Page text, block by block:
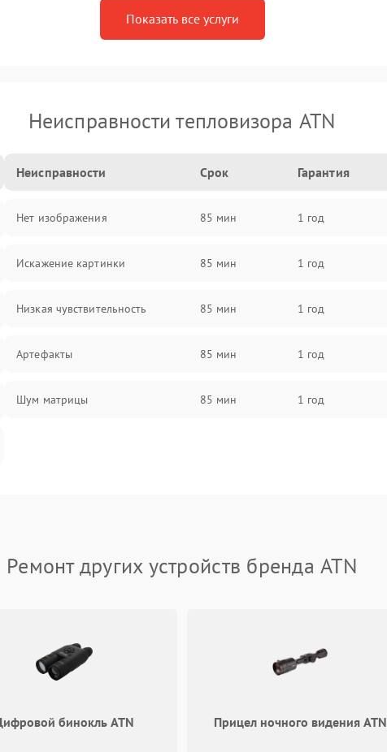
Показать все услуги
Неисправности тепловизора ATN
Неисправности Срок Гарантия
Нет изображения 85 мин 1 год
Искажение картинки 85 мин 1 год
Низкая чувствительность 85 мин 1 год
Артефакты 85 мин 1 год
Шум матрицы 85 мин 1 год
Ремонт других устройств бренда ATN
бинокль ATN Прицел ночного видения ATN